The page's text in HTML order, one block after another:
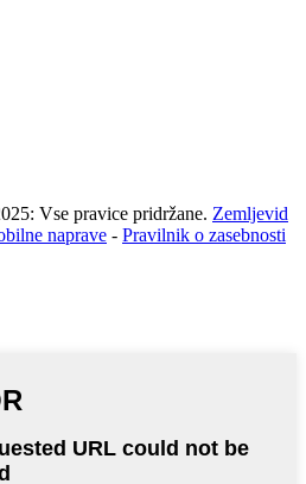
Vse pravice pridržane. Zemljevid
naprave - Pravilnik o zasebnosti